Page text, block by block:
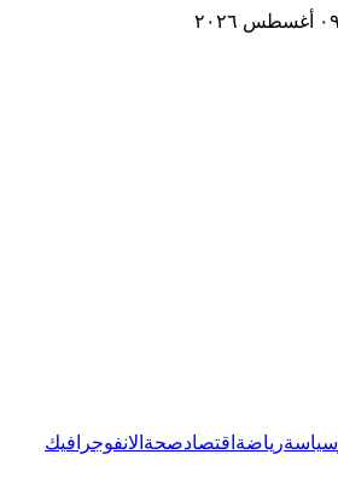
سياسةرياضةاقتصادصحةالانفوجرافيك